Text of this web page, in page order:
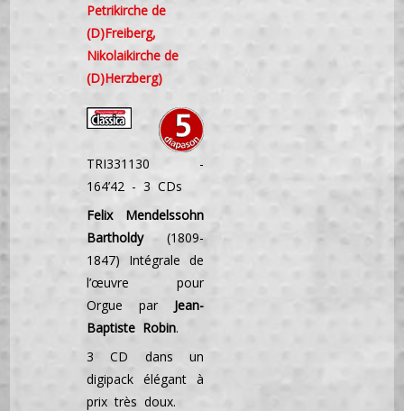
Petrikirche de
(D)Freiberg,
Nikolaikirche de
(D)Herzberg)
TRI331130 -
164’42 - 3 CDs
Felix Mendelssohn
Bartholdy(1809-
1847) Intégrale de
l’œuvre pour
Orgue par Jean-
Baptiste Robin.
3 CD dans un
digipack élégant à
prix très doux.